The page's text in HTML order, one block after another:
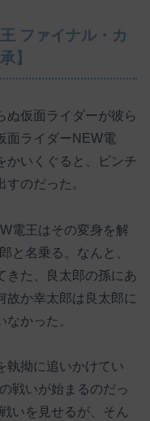
ファイナル・カ
】
ぬ仮面ライダーが彼ら
面ライダーNEW電
かいくぐると、ピンチ
のだった。
電王はその変身を解
と名乗る。なんと、
きた、良太郎の孫にあ
故か幸太郎は良太郎に
かった。
執拗に追いかけてい
戦いが始まるのだっ
いを見せるが、そん